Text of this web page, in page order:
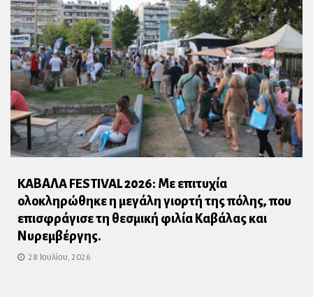
KAΒΑΛA FESTIVAL 2026: Με επιτυχία
ολοκληρώθηκε η μεγάλη γιορτή της πόλης, που
επισφράγισε τη θεσμική φιλία Καβάλας και
Νυρεμβέργης.
28 Ιουλίου, 2026